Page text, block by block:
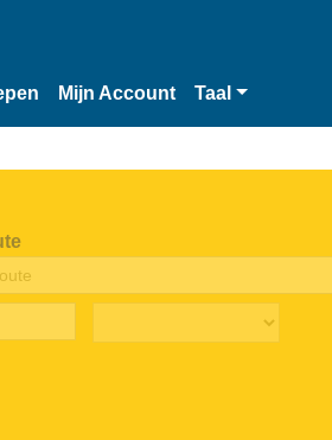
Mijn Account Taal